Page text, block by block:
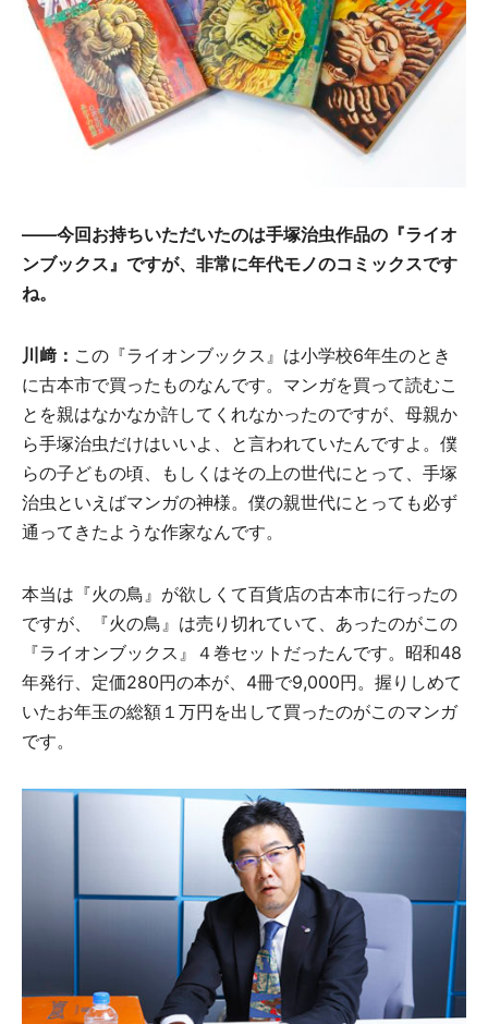
――今回お持ちいただいたのは手塚治虫作品の『ライオ
ンブックス』ですが、非常に年代モノのコミックスです
ね。
川﨑： この『ライオンブックス』は小学校6年生のとき
に古本市で買ったものなんです。マンガを買って読むこ
とを親はなかなか許してくれなかったのですが、母親か
ら手塚治虫だけはいいよ、と言われていたんですよ。僕
らの子どもの頃、もしくはその上の世代にとって、手塚
治虫といえばマンガの神様。僕の親世代にとっても必ず
通ってきたような作家なんです。
本当は『火の鳥』が欲しくて百貨店の古本市に行ったの
ですが、『火の鳥』は売り切れていて、あったのがこの
『ライオンブックス』４巻セットだったんです。昭和48
年発行、定価280円の本が、4冊で9,000円。握りしめて
いたお年玉の総額１万円を出して買ったのがこのマンガ
です。